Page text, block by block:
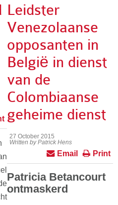
Leidster
Venezolaanse
opposanten in
België in dienst
van de
Colombiaanse
geheime dienst
27 October 2015
Written by Patrick Hens
Print
Email
Patricia Betancourt
ontmaskerd